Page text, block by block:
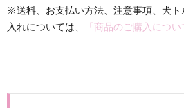
りな
どの
リメ
フタ
※送料、お支払い方法、注意事項、犬
入れについては、
「商品のご購入につい